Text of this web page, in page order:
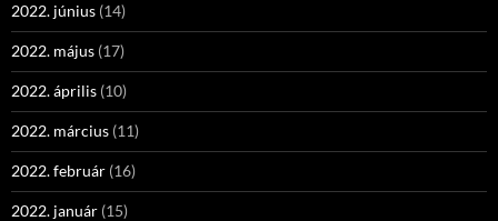
2022. június (14)
2022. május (17)
2022. április (10)
2022. március (11)
2022. február (16)
2022. január (15)